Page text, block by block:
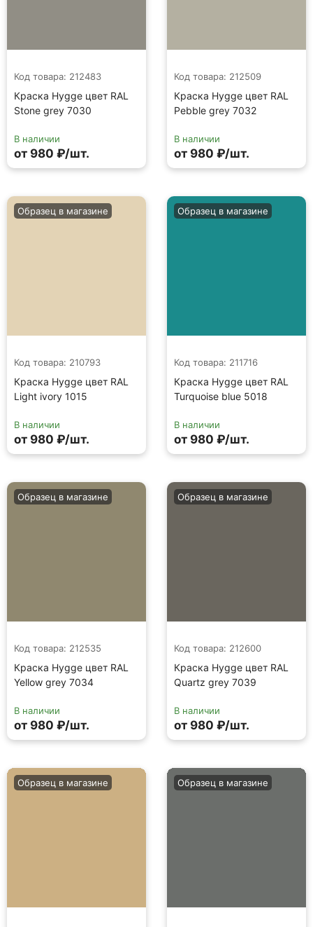
Код товара: 212483
Краска Hygge цвет RAL
Stone grey 7030
В наличии
от 980 ₽/шт.
Код товара: 212509
Краска Hygge цвет RAL
Pebble grey 7032
В наличии
от 980 ₽/шт.
Код товара: 210793
Краска Hygge цвет RAL
Light ivory 1015
Образец в магазине
В наличии
от 980 ₽/шт.
Код товара: 211716
Краска Hygge цвет RAL
Turquoise blue 5018
Образец в магазине
В наличии
от 980 ₽/шт.
Код товара: 212535
Краска Hygge цвет RAL
Yellow grey 7034
Образец в магазине
В наличии
от 980 ₽/шт.
Код товара: 212600
Краска Hygge цвет RAL
Quartz grey 7039
Образец в магазине
В наличии
от 980 ₽/шт.
Образец в магазине Образец в магазине